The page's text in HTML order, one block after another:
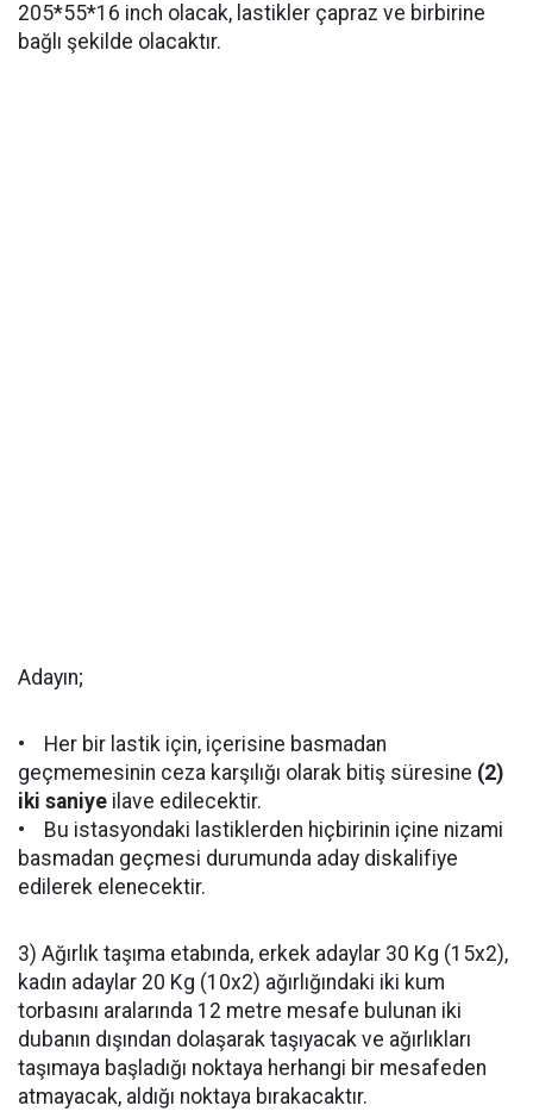
205*55*16 inch olacak, lastikler çapraz ve birbirine
bağlı şekilde olacaktır.
Adayın;
• Her bir lastik için, içerisine basmadan
geçmemesinin ceza karşılığı olarak bitiş süresine (2)
iki saniye ilave edilecektir.
• Bu istasyondaki lastiklerden hiçbirinin içine nizami
basmadan geçmesi durumunda aday diskalifiye
edilerek elenecektir.
3) Ağırlık taşıma etabında, erkek adaylar 30 Kg (15x2),
kadın adaylar 20 Kg (10x2) ağırlığındaki iki kum
torbasını aralarında 12 metre mesafe bulunan iki
dubanın dışından dolaşarak taşıyacak ve ağırlıkları
taşımaya başladığı noktaya herhangi bir mesafeden
atmayacak, aldığı noktaya bırakacaktır.